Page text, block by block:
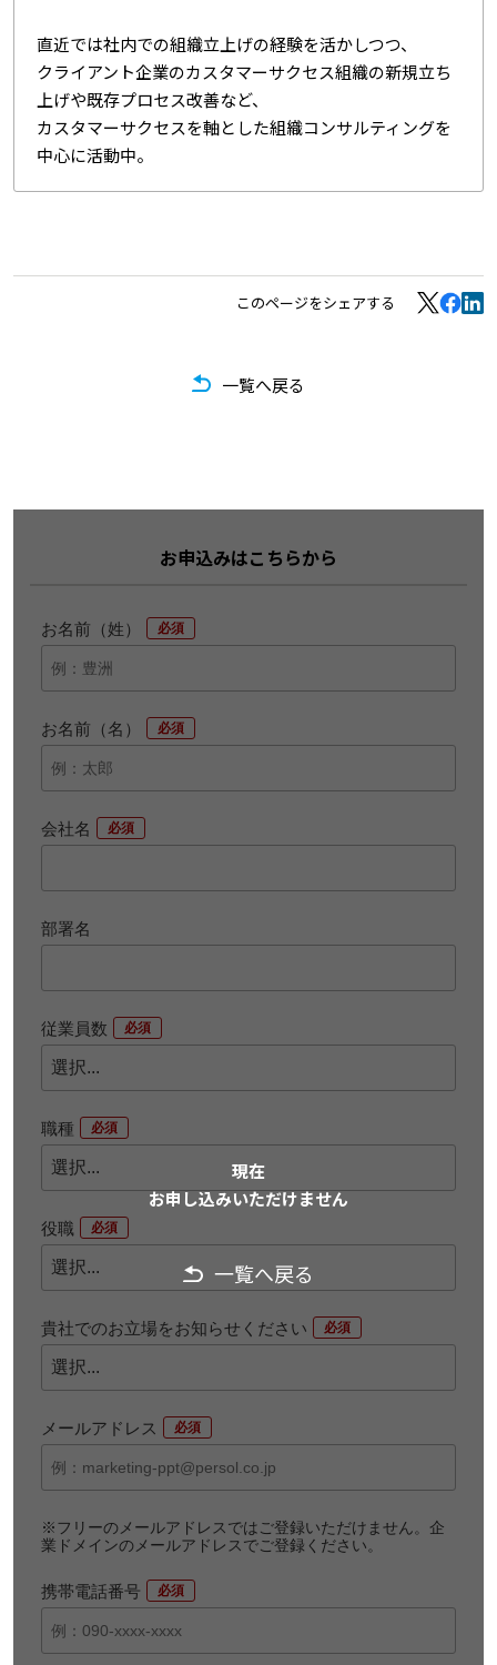
直近では社内での組織立上げの経験を活かしつつ、
クライアント企業のカスタマーサクセス組織の新規立ち
上げや既存プロセス改善など、
カスタマーサクセスを軸とした組織コンサルティングを
中心に活動中。
このページをシェアする
一覧へ戻る
お申込みはこちらから
現在
お申し込みいただけません
一覧へ戻る
お名前（姓）
お名前（名）
会社名
部署名
従業員数
職種
役職
貴社でのお立場をお知らせください
メールアドレス
※フリーのメールアドレスではご登録いただけません。企
業ドメインのメールアドレスでご登録ください。
携帯電話番号